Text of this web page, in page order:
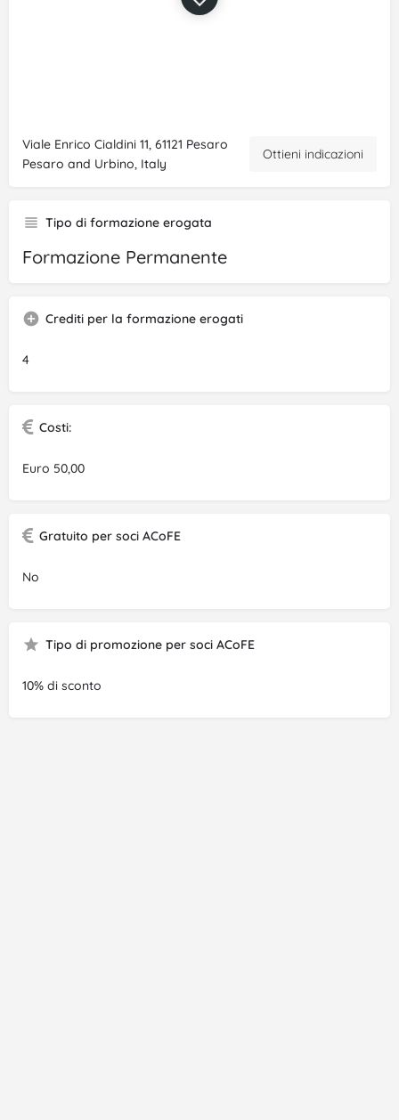
Viale Enrico Cialdini 11, 61121 Pesaro
Pesaro and Urbino, Italy
Ottieni indicazioni
Tipo di formazione erogata
Formazione Permanente
Crediti per la formazione erogati
4
Costi:
Euro 50,00
Gratuito per soci ACoFE
No
Tipo di promozione per soci ACoFE
10% di sconto